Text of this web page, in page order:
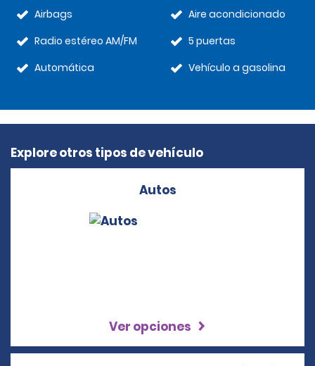
Airbags
Radio estéreo AM/FM
Automática
Aire acondicionado
5 puertas
Vehículo a gasolina
Explore otros tipos de vehículo
Autos
Ver opciones